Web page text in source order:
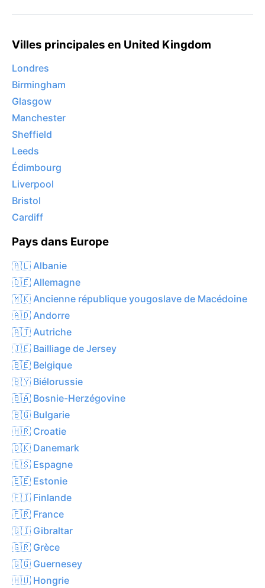
Villes principales en United Kingdom
Londres
Birmingham
Glasgow
Manchester
Sheffield
Leeds
Édimbourg
Liverpool
Bristol
Cardiff
Pays dans Europe
🇦🇱 Albanie
🇩🇪 Allemagne
🇲🇰 Ancienne république yougoslave de Macédoine
🇦🇩 Andorre
🇦🇹 Autriche
🇯🇪 Bailliage de Jersey
🇧🇪 Belgique
🇧🇾 Biélorussie
🇧🇦 Bosnie-Herzégovine
🇧🇬 Bulgarie
🇭🇷 Croatie
🇩🇰 Danemark
🇪🇸 Espagne
🇪🇪 Estonie
🇫🇮 Finlande
🇫🇷 France
🇬🇮 Gibraltar
🇬🇷 Grèce
🇬🇬 Guernesey
🇭🇺 Hongrie